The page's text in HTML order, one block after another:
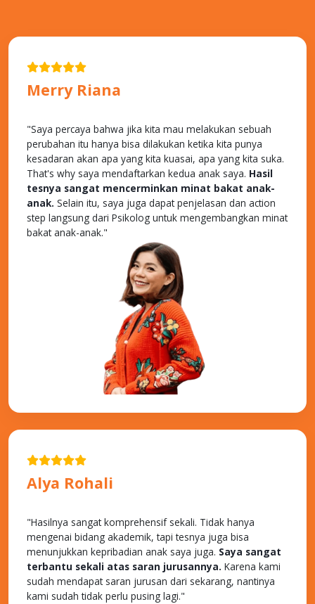
Merry Riana
"Saya percaya bahwa jika kita mau melakukan sebuah
perubahan itu hanya bisa dilakukan ketika kita punya
kesadaran akan apa yang kita kuasai, apa yang kita suka.
That's why saya mendaftarkan kedua anak saya. Hasil
tesnya sangat mencerminkan minat bakat anak-
anak. Selain itu, saya juga dapat penjelasan dan action
step langsung dari Psikolog untuk mengembangkan minat
bakat anak-anak."
Alya Rohali
"Hasilnya sangat komprehensif sekali. Tidak hanya
mengenai bidang akademik, tapi tesnya juga bisa
menunjukkan kepribadian anak saya juga. Saya sangat
terbantu sekali atas saran jurusannya. Karena kami
sudah mendapat saran jurusan dari sekarang, nantinya
kami sudah tidak perlu pusing lagi."